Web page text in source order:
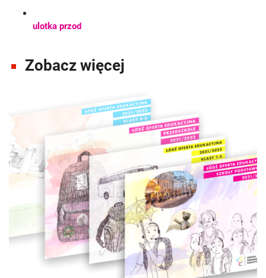
ulotka przod
Zobacz więcej